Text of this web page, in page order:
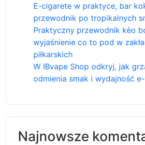
E-cigarete w praktyce, bar
przewodnik po tropikalnych
Praktyczny przewodnik kèo
wyjaśnienie co to pod w
piłkarskich
W IBvape Shop odkryj, jak
odmienia smak i wydajność
Najnowsze